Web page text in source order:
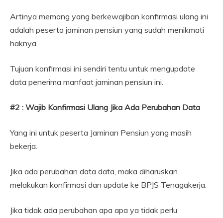
Artinya memang yang berkewajiban konfirmasi ulang ini
adalah peserta jaminan pensiun yang sudah menikmati
haknya.
Tujuan konfirmasi ini sendiri tentu untuk mengupdate
data penerima manfaat jaminan pensiun ini.
#2 : Wajib Konfirmasi Ulang Jika Ada Perubahan Data
Yang ini untuk peserta Jaminan Pensiun yang masih
bekerja.
Jika ada perubahan data data, maka diharuskan
melakukan konfirmasi dan update ke BPJS Tenagakerja.
Jika tidak ada perubahan apa apa ya tidak perlu